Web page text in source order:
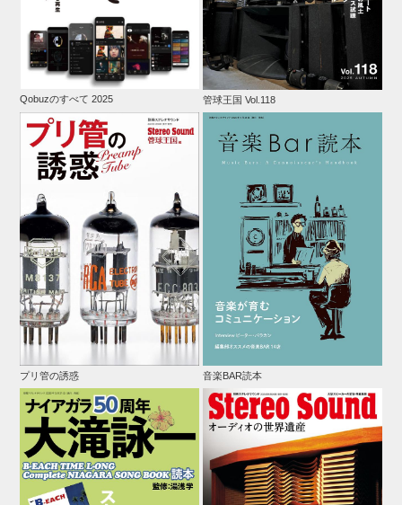
Qobuzのすべて 2025 管球王国 Vol.118
プリ管の誘惑 音楽BAR読本